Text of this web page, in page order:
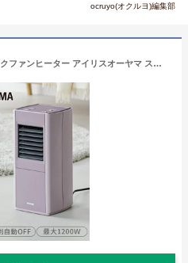
ocruyo(オクルヨ)編集部
【公式】 ヒーター セラミックファンヒーター アイリスオーヤマ スリム 大風量 暖房器具 コンパクトピンク ホワイト パープル グレー ACH-S12A [安心延長保証対象]